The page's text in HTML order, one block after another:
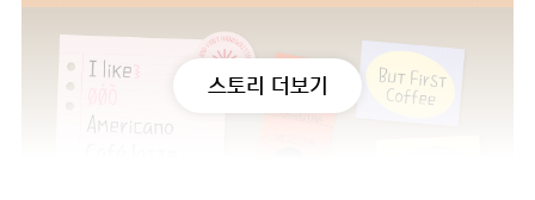
스토리 더보기